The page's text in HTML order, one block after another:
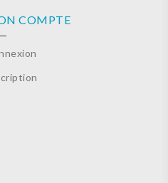
COMPTE